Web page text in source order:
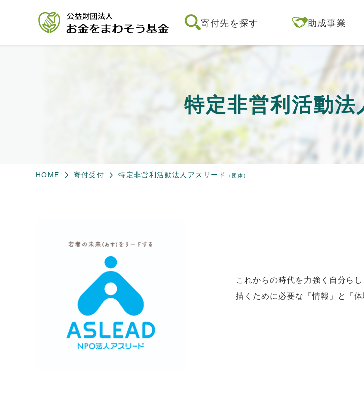
寄付先を探す 助成事業
特定非営利活動法
HOME 寄付受付 特定非営利活動法人アスリード （団体）
これからの時代を力強く自分ら
描くために必要な「情報」と「体